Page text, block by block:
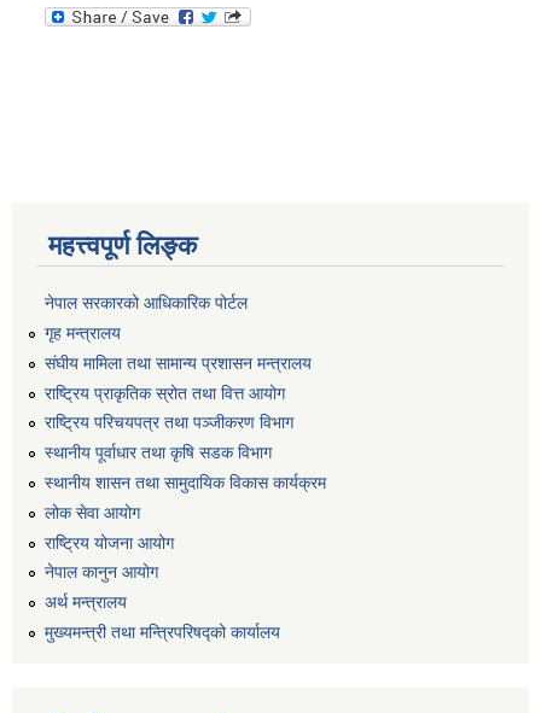
महत्त्वपूर्ण लिङ्क
नेपाल सरकारको आधिकारिक पोर्टल
गृह मन्त्रालय
संघीय मामिला तथा सामान्य प्रशासन मन्त्रालय
राष्ट्रिय प्राकृतिक स्रोत तथा वित्त आयोग
राष्ट्रिय परिचयपत्र तथा पञ्जीकरण विभाग
स्थानीय पूर्वाधार तथा कृषि सडक विभाग
स्थानीय शासन तथा सामुदायिक विकास कार्यक्रम
लोक सेवा आयोग
राष्ट्रिय योजना आयोग
नेपाल कानुन आयोग
अर्थ मन्त्रालय
मुख्यमन्त्री तथा मन्त्रिपरिषद्को कार्यालय